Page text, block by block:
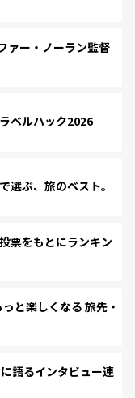
ァー・ノーラン監督
ベルハック2026
ぶ、旅のベスト。
票をもとにランキン
と楽しくなる 旅先・
語るインタビュー連